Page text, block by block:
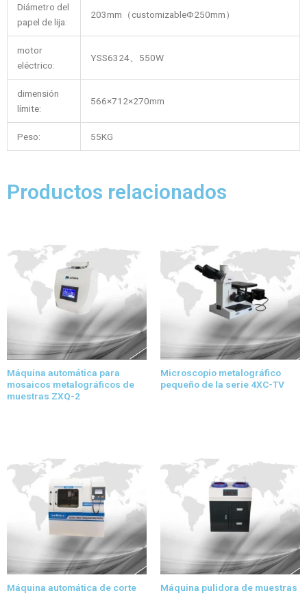
Diámetro del
papel de lija:
203mm（customizableΦ250mm）
motor
eléctrico:
YSS6324、550W
dimensión
límite:
566×712×270mm
Peso: 55KG
Productos relacionados
Máquina automática para
mosaicos metalográficos de
muestras ZXQ-2
Microscopio metalográfico
pequeño de la serie 4XC-TV
Máquina automática de corte
Máquina pulidora de muestras